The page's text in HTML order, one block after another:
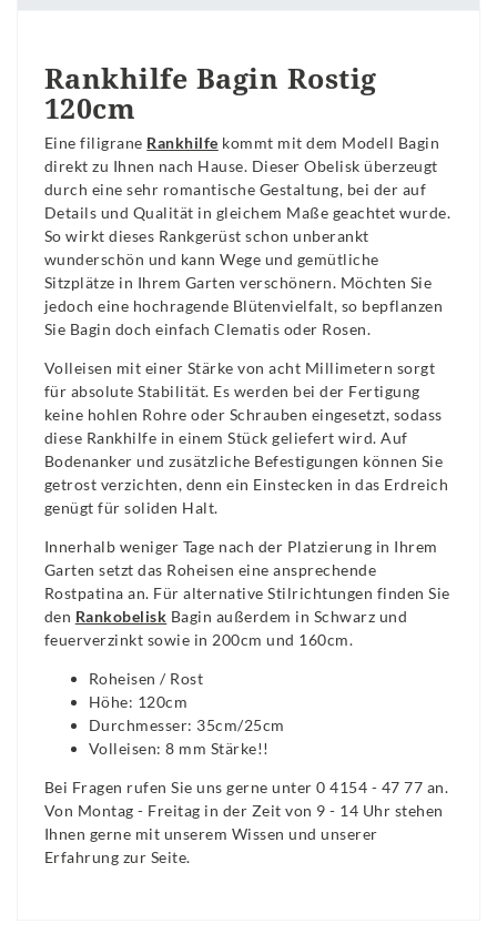
Rankhilfe Bagin Rostig
120cm
Eine filigrane Rankhilfe kommt mit dem Modell Bagin
direkt zu Ihnen nach Hause. Dieser Obelisk überzeugt
durch eine sehr romantische Gestaltung, bei der auf
Details und Qualität in gleichem Maße geachtet wurde.
So wirkt dieses Rankgerüst schon unberankt
wunderschön und kann Wege und gemütliche
Sitzplätze in Ihrem Garten verschönern. Möchten Sie
jedoch eine hochragende Blütenvielfalt, so bepflanzen
Sie Bagin doch einfach Clematis oder Rosen.
Volleisen mit einer Stärke von acht Millimetern sorgt
für absolute Stabilität. Es werden bei der Fertigung
keine hohlen Rohre oder Schrauben eingesetzt, sodass
diese Rankhilfe in einem Stück geliefert wird. Auf
Bodenanker und zusätzliche Befestigungen können Sie
getrost verzichten, denn ein Einstecken in das Erdreich
genügt für soliden Halt.
Innerhalb weniger Tage nach der Platzierung in Ihrem
Garten setzt das Roheisen eine ansprechende
Rostpatina an. Für alternative Stilrichtungen finden Sie
den Rankobelisk Bagin außerdem in Schwarz und
feuerverzinkt sowie in 200cm und 160cm.
Roheisen / Rost
Höhe: 120cm
Durchmesser: 35cm/25cm
Volleisen: 8 mm Stärke!!
Bei Fragen rufen Sie uns gerne unter 0 4154 - 47 77 an.
Von Montag - Freitag in der Zeit von 9 - 14 Uhr stehen
Ihnen gerne mit unserem Wissen und unserer
Erfahrung zur Seite.